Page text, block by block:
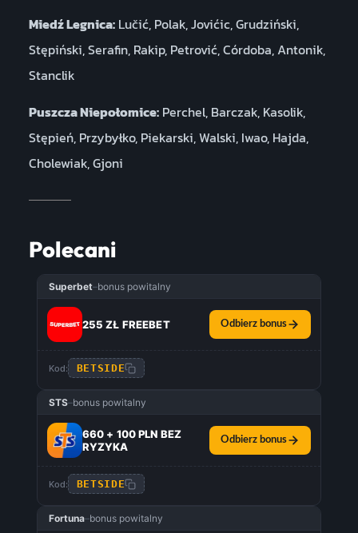
Miedź Legnica:Lučić, Polak, Jovićic, Grudziński,
Stępiński, Serafin, Rakip, Petrović, Córdoba, Antonik,
Stanclik
Puszcza Niepołomice:Perchel, Barczak, Kasolik,
Stępień, Przybyłko, Piekarski, Walski, Iwao, Hajda,
Cholewiak, Gjoni
Polecani
Superbet–bonus powitalny
255 ZŁ FREEBET Odbierz bonus
Kod: BETSIDE
STS–bonus powitalny
660 + 100 PLN BEZ
RYZYKA
Odbierz bonus
Kod: BETSIDE
Fortuna–bonus powitalny